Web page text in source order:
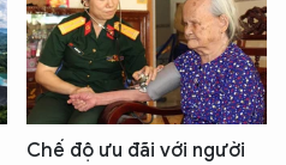
Chế độ ưu đãi với người